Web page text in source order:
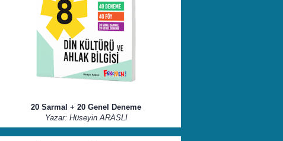
20 Sarmal + 20 Genel Deneme
Yazar: Hüseyin ARASLI